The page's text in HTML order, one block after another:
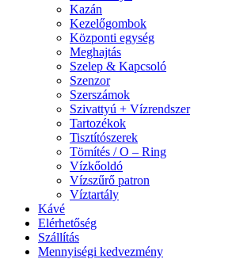
Kazán
Kezelőgombok
Központi egység
Meghajtás
Szelep & Kapcsoló
Szenzor
Szerszámok
Szivattyú + Vízrendszer
Tartozékok
Tisztítószerek
Tömítés / O – Ring
Vízkőoldó
Vízszűrő patron
Víztartály
Kávé
Elérhetőség
Szállítás
Mennyiségi kedvezmény